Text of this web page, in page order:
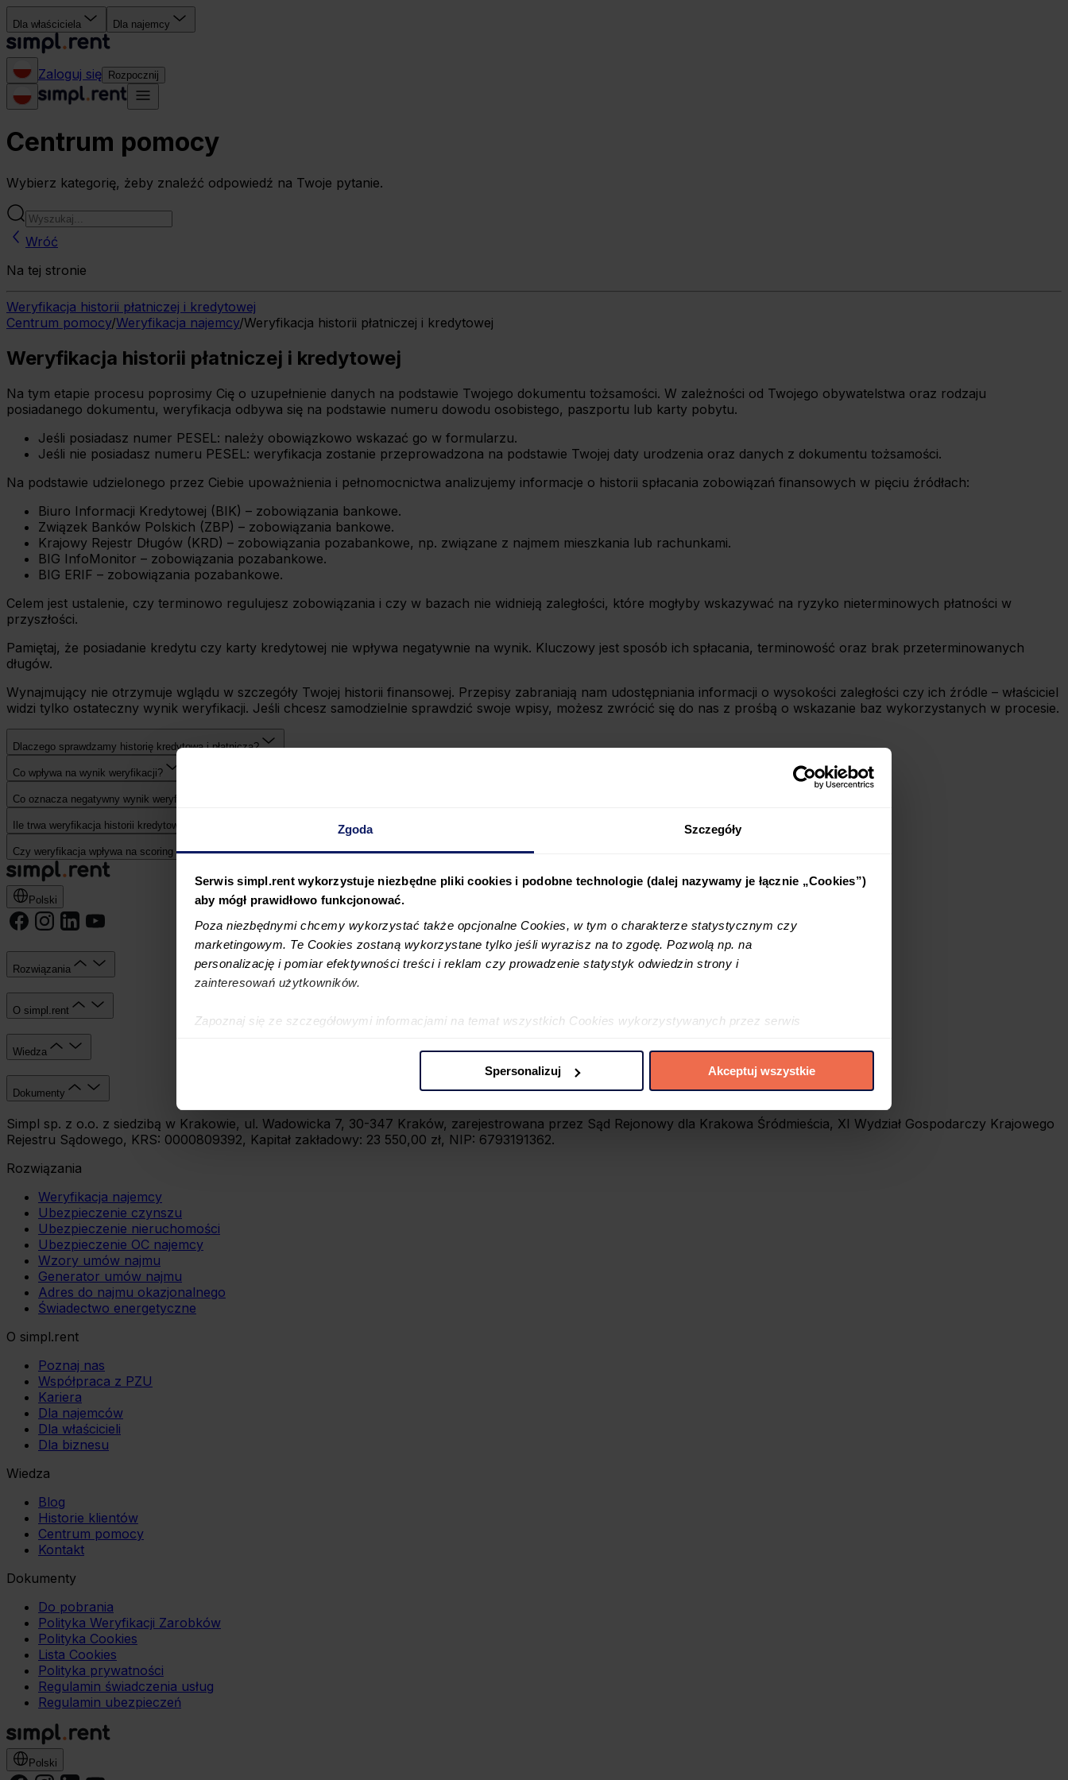
Zgoda Szczegóły
Serwis simpl.rent wykorzystuje niezbędne pliki cookies i podobne technologie (dalej nazywamy je łącznie „Cookies”)
aby mógł prawidłowo funkcjonować.
Poza niezbędnymi chcemy wykorzystać także opcjonalne Cookies, w tym o charakterze statystycznym czy
marketingowym. Te Cookies zostaną wykorzystane tylko jeśli wyrazisz na to zgodę. Pozwolą np. na
personalizację i pomiar efektywności treści i reklam czy prowadzenie statystyk odwiedzin strony i
zainteresowań użytkowników.
Zapoznaj się ze szczegółowymi informacjami na temat wszystkich Cookies wykorzystywanych przez serwis
wykorzystanie innych niż niezbędne Cookies. Zgody możesz zmienić lub wycofać w każdym czasie. W tym celu
wybierz czarny przycisk znajdujący się w lewym dolnym rogu na każdej z naszych podstron.
Spersonalizuj Akceptuj wszystkie
Dla właściciela Dla najemcy
Zaloguj się Rozpocznij
Centrum pomocy
Wybierz kategorię, żeby znaleźć odpowiedź na Twoje pytanie.
Wróć
Na tej stronie
Weryfikacja historii płatniczej i kredytowej
Centrum pomocy/Weryfikacja najemcy/Weryfikacja historii płatniczej i kredytowej
Weryfikacja historii płatniczej i kredytowej
Na tym etapie procesu poprosimy Cię o uzupełnienie danych na podstawie Twojego dokumentu tożsamości. W zależności od Twojego obywatelstwa oraz rodzaju
posiadanego dokumentu, weryfikacja odbywa się na podstawie numeru dowodu osobistego, paszportu lub karty pobytu.
Jeśli posiadasz numer PESEL: należy obowiązkowo wskazać go w formularzu.
Jeśli nie posiadasz numeru PESEL: weryfikacja zostanie przeprowadzona na podstawie Twojej daty urodzenia oraz danych z dokumentu tożsamości.
Na podstawie udzielonego przez Ciebie upoważnienia i pełnomocnictwa analizujemy informacje o historii spłacania zobowiązań finansowych w pięciu źródłach:
Biuro Informacji Kredytowej (BIK) – zobowiązania bankowe.
Związek Banków Polskich (ZBP) – zobowiązania bankowe.
Krajowy Rejestr Długów (KRD) – zobowiązania pozabankowe, np. związane z najmem mieszkania lub rachunkami.
BIG InfoMonitor – zobowiązania pozabankowe.
BIG ERIF – zobowiązania pozabankowe.
Celem jest ustalenie, czy terminowo regulujesz zobowiązania i czy w bazach nie widnieją zaległości, które mogłyby wskazywać na ryzyko nieterminowych płatności w
przyszłości.
Pamiętaj, że posiadanie kredytu czy karty kredytowej nie wpływa negatywnie na wynik. Kluczowy jest sposób ich spłacania, terminowość oraz brak przeterminowanych
długów.
Wynajmujący nie otrzymuje wglądu w szczegóły Twojej historii finansowej. Przepisy zabraniają nam udostępniania informacji o wysokości zaległości czy ich źródle – właściciel
widzi tylko ostateczny wynik weryfikacji. Jeśli chcesz samodzielnie sprawdzić swoje wpisy, możesz zwrócić się do nas z prośbą o wskazanie baz wykorzystanych w procesie.
Dlaczego sprawdzamy historię kredytową i płatniczą?
Co wpływa na wynik weryfikacji?
Co oznacza negatywny wynik weryfikacji historii kredytowej i płatniczej?
Ile trwa weryfikacja historii kredytowej i płatniczej?
Czy weryfikacja wpływa na scoring kredytowy BIK?
Polski
Rozwiązania
O simpl.rent
Wiedza
Dokumenty
Simpl sp. z o.o. z siedzibą w Krakowie, ul. Wadowicka 7, 30-347 Kraków, zarejestrowana przez Sąd Rejonowy dla Krakowa Śródmieścia, XI Wydział Gospodarczy Krajowego
Rejestru Sądowego, KRS: 0000809392, Kapitał zakładowy: 23 550,00 zł, NIP: 6793191362.
Rozwiązania
Weryfikacja najemcy
Ubezpieczenie czynszu
Ubezpieczenie nieruchomości
Ubezpieczenie OC najemcy
Wzory umów najmu
Generator umów najmu
Adres do najmu okazjonalnego
Świadectwo energetyczne
O simpl.rent
Poznaj nas
Współpraca z PZU
Kariera
Dla najemców
Dla właścicieli
Dla biznesu
Wiedza
Blog
Historie klientów
Centrum pomocy
Kontakt
Dokumenty
Do pobrania
Polityka Weryfikacji Zarobków
Polityka Cookies
Lista Cookies
Polityka prywatności
Regulamin świadczenia usług
Regulamin ubezpieczeń
Polski